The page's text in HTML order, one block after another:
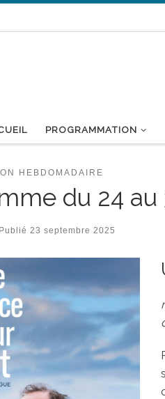
PROGRAMMATION
HEBDOMADAIRE
du 24
Publié 23 septembre 2025